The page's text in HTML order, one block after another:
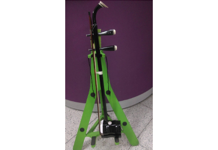
木吉他大保養原價1050元 7-8月優惠方案只要780元!
暑假限定!購買指定款吉他免費送攜帶式吉他架!
專業鋼琴到府調音、保養服務~ 歡迎來電預約!